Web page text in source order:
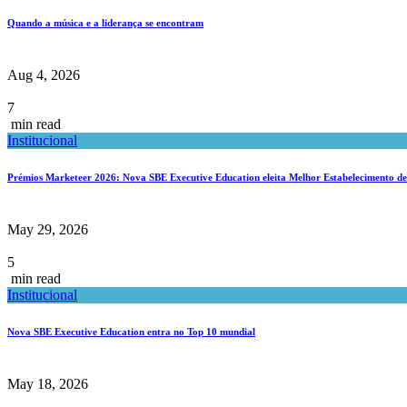
Quando a música e a liderança se encontram
Aug 4, 2026
7
min read
Institucional
Prémios Marketeer 2026: Nova SBE Executive Education eleita Melhor Estabelecimento
May 29, 2026
5
min read
Institucional
Nova SBE Executive Education entra no Top 10 mundial
May 18, 2026